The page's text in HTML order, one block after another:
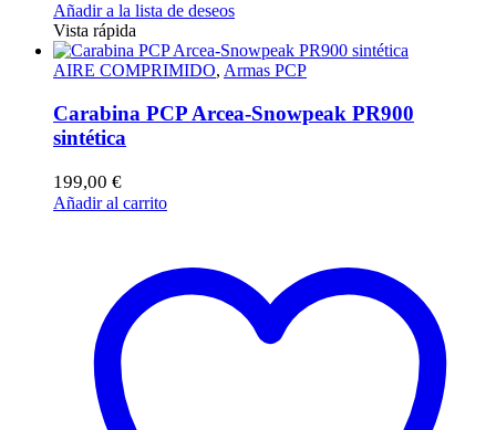
Añadir a la lista de deseos
Vista rápida
AIRE COMPRIMIDO, Armas PCP
Carabina PCP Arcea-Snowpeak PR900
sintética
199,00 €
Añadir al carrito